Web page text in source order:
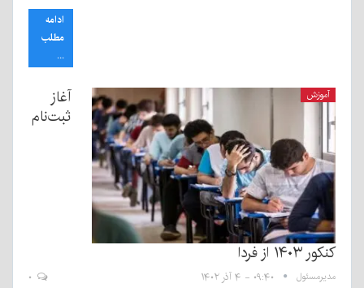
ادامه
مطلب
...
آموزش
آغاز
ثبت‌نام
کنکور ۱۴۰۳ از فردا
مدیرمسئول ۰۹:۴۰ - ۴ آذر ۱۴۰۲